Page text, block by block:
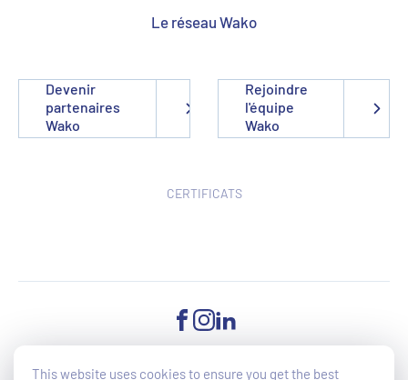
Le réseau Wako
Devenir
partenaires
Wako
Rejoindre
l'équipe
Wako
CERTIFICATS
FACEBOOK
INSTAGRAM
LINKEDIN
This website uses cookies to ensure you get the best